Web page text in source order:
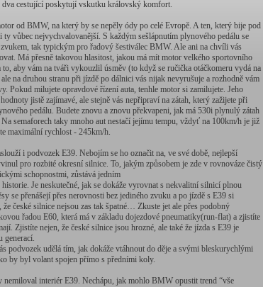
dva cestující poskytují vskutku královský komfort.
od BMW, na který by se nepěly ódy po celé Evropě. A ten, který bije pod
ty vůbec nejvychvalovanější. S každým sešlápnutím plynového pedálu se
tak typickým pro řadový šestiválec BMW. Ale ani na chvíli vás
Má přesně takovou hlasitost, jakou má mít motor velkého sportovního
to, aby vám na tváři vykouzlil úsměv (to když se ručička otáčkomeru vydá na
na druhou stranu při jízdě po dálnici vás nijak nevyrušuje a rozhodně vám
Pokud milujete opravdové řízení auta, tenhle motor si zamilujete. Jeho
jistě zajímavé, ale stejně vás nepřipraví na zátah, který zažijete při
pedálu. Budete znovu a znovu překvapeni, jak má 530i plynulý zátah
semaforech taky mnoho aut nestačí jejímu tempu, vždyť na 100km/h je již
maximální rychlost - 245km/h.
i podvozek E39. Nebojím se ho označit na, ve své době, nejlepší
pro rozbité okresní silnice. To, jakým způsobem je zde v rovnováze čistý
schopnostmi, zůstává jedním
Je neskutečné, jak se dokáže vyrovnat s nekvalitní silnicí plnou
se přenášejí přes nerovnosti bez jediného zvuku a po jízdě s E39 si
že české silnice nejsou zas tak špatné… Zkuste jet ale přes podobný
řadou E60, která má v základu dojezdové pneumatiky(run-flat) a zjistíte
Zjistíte nejen, že české silnice jsou hrozné, ale také že jízda s E39 je
generací.
podvozek udělá tím, jak dokáže vtáhnout do děje a svými bleskurychlými
by byl volant spojen přímo s předními koly.
nemiloval interiér E39. Nechápu, jak mohlo BMW opustit trend “vše